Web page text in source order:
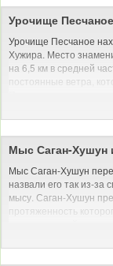
Урочище
Урочище Песчаное
Хужира. Место
на 6,5 км в средней
постоянные ветра,
Урочище Песчаное
сегодняшний день
пирса. Сейчас в этом
попить чай с
можно отдохнуть в
и среди песчаных
лесная полоса, можно
Мыс Саган-Хушун
Мыс Саган-Хушун
назвали его так из-за
мысу. Саган-Хушун
протяженность
заросли
из-за трех скал,
братьев, которые